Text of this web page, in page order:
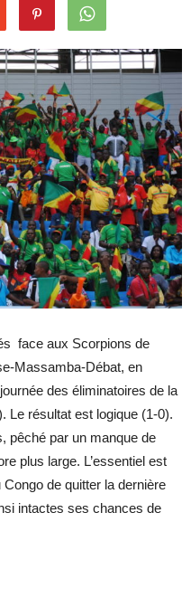
face aux Scorpions de
Massamba-Débat, en
des éliminatoires de la
Le résultat est logique (1-0).
pêché par un manque de
plus large. L’essentiel est
de quitter la dernière
intactes ses chances de